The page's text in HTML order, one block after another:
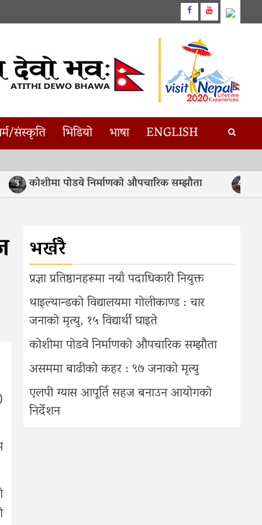
Facebook
Youtube
संस्कृति भिडियो भाषा ENGLISH
कोशीमा पोडवे निर्माणको औपचारिक सम्झौता
भर्खरै
प्रज्ञा प्रतिष्ठानहरूमा नयाँ पदाधिकारी नियुक्त
थाइल्यान्डको विद्यालयमा गोलीकाण्ड : चार
जनाको मृत्यु, १५ विद्यार्थी घाइते
कोशीमा पोडवे निर्माणको औपचारिक सम्झौता
असममा बाढीको कहर : ९७ जनाको मृत्यु
एलपी ग्यास आपूर्ति सहज बनाउन आयोगको
निर्देशन